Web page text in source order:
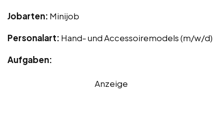
Jobarten: Minijob
Personalart: Hand- und Accessoiremodels (m/w/d)
Aufgaben:
Anzeige